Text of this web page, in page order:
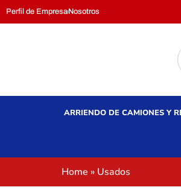
Perfil de EmpresaNosotros
ARRIENDO DE CAMIONES Y
Home » Usados